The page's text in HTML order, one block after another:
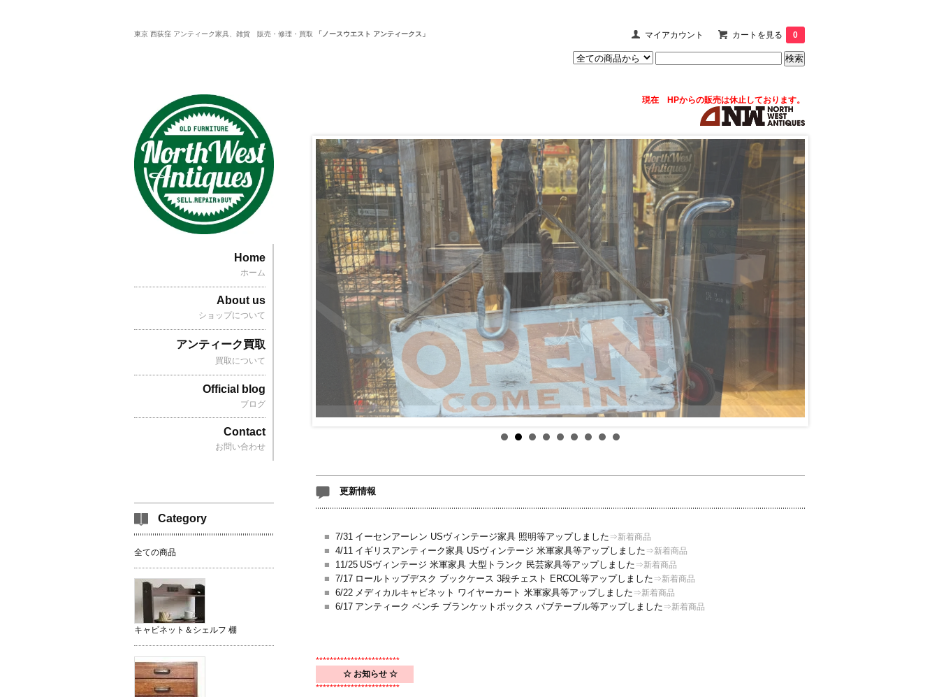
マイアカウント カートを見る 0
東京 西荻窪 アンティーク家具、雑貨 販売・修理・買取 「ノースウエスト アンティークス」
現在 HPからの販売は休止しております。
更新情報
■ 7/31 イーセンアーレン USヴィンテージ家具 照明等アップしました ⇒新着商品
■ 4/11 イギリスアンティーク家具 USヴィンテージ 米軍家具等アップしました ⇒新着商品
■ 11/25 USヴィンテージ 米軍家具 大型トランク 民芸家具等アップしました ⇒新着商品
■ 7/17 ロールトップデスク ブックケース 3段チェスト ERCOL等アップしました ⇒新着商品
■ 6/22 メディカルキャビネット ワイヤーカート 米軍家具等アップしました ⇒新着商品
■ 6/17 アンティーク ベンチ ブランケットボックス パブテーブル等アップしました ⇒新着商品
************************
☆ お知らせ ☆
************************
Home
ホーム
About us
ショップについて
アンティーク買取
買取について
Official blog
ブログ
Contact
お問い合わせ
Category
全ての商品
キャビネット＆シェルフ 棚